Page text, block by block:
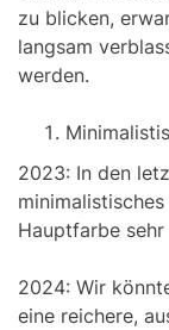
zu blicken,
langsam
werden.
2023: In den
Hauptfarbe
2024: Wir
eine reichere,